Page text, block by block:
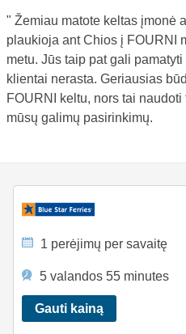
" Žemiau matote keltas įmonė
plaukioja ant Chios į FOURNI
metu. Jūs taip pat gali
klientai nerasta. Geriausias
FOURNI keltu, nors tai
mūsų galimų pasirinkimų.
1 perėjimų per savaitę
5 valandos 55 minutes
Gauti kainą